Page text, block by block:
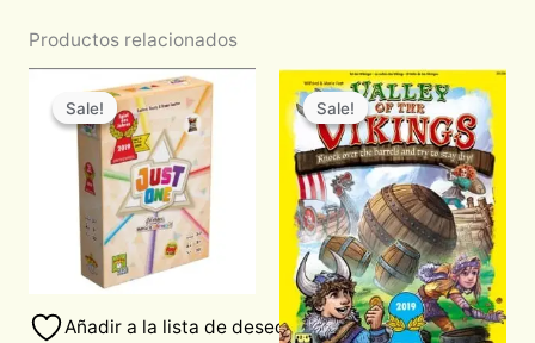
Productos relacionados
Sale!
Sale!
Añadir a la lista de deseos
Original
price
was:
$710.00.
Current
price
is:
$600.00.
Sale!
Sale!
Original
price
was:
$850.00.
Current
price
is:
$722.50.